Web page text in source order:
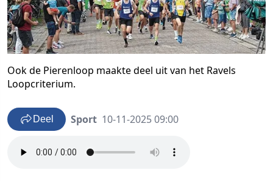
Ook de Pierenloop maakte deel uit van het Ravels
Loopcriterium.
Deel Sport 10-11-2025 09:00